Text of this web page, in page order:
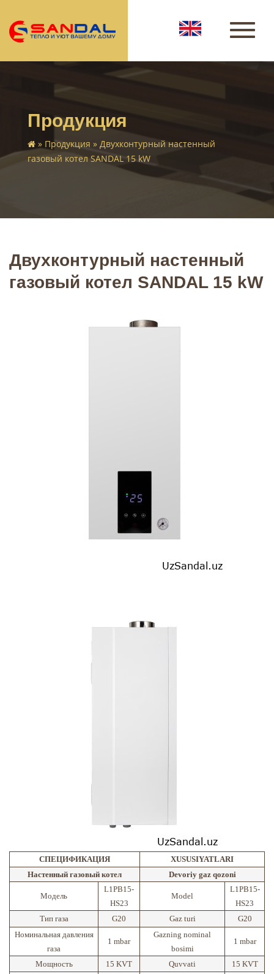
Продукция
» Продукция » Двухконтурный настенный
газовый котел SANDAL 15 kW
Двухконтурный настенный
газовый котел SANDAL 15 kW
СПЕЦИФИКАЦИЯ
XUSUSIYATLARI
Настенный газовый котел
Devoriy gaz qozоni
Модель
L1PB15-
HS23
Model
L1PB15-
HS23
Тип газа
G20 Gaz turi
G20
Номинальная давления
газа
1 mbar
Gazning nominal
bosimi
1 mbar
Мощность 15 KVT Quvvati 15 KVT